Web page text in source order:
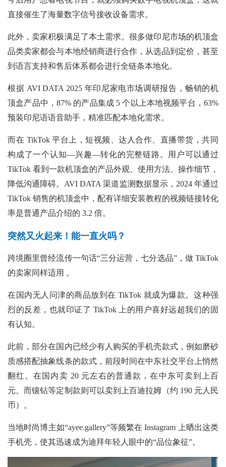
直接催生了海量数字信号接收设备需求。
此外，卖家积极满足了本土需求。很多做印尼市场的机顶盒
品类卖家都会与本地经销商进行合作，从选品到定价，甚至
到语言支持和售后体系都会进行全链条本地化。
根据 AVI DATA 2025 年印尼家电市场调研报告，畅销的机
顶盒产品中，87% 的产品集成 5 个以上本地视频平台，63%
预装印尼语语音助手，精准匹配本地化需求。
而在 TikTok 平台上，短视频、达人合作、直播带货，共同
构成了一个认知—兴趣—转化的完整链路。用户可以通过
TikTok 看到一款机顶盒的产品外观、使用方法、操作细节，
降低沟通障碍。AVI DATA 渠道监测数据显示，2024 年通过
TikTok 销售的机顶盒中，配有详细安装教程的视频链接转化
率是普通产品介绍的 3.2 倍。
突然又火起来！能一直火吗？
跨境圈里曾经流传一句话“三分运营，七分选品”，做 TikTok
的卖家同样适用 。
在国内无人问津的商品放到在 TikTok 就成为爆款。这种强
烈的反差，也就印证了 TikTok 上的用户喜好远超我们的固
有认知。
此前，部分在国内已经少有人购买的手机壳款式，例如磨砂
质感搭配抽象线条的款式，前段时间在中东社交平台上悄然
翻红。在国内卖 20 元左右的普通款，在中东可卖到上百
元。而镶钻等定制款则可以卖到上百迪拉姆（约 190 元人民
币）。
当地时尚博主如“ayee.gallery”等频繁在 Instagram 上晒出这类
手机壳，使其迅速成为迪拜年轻人眼中的“品位象征”。